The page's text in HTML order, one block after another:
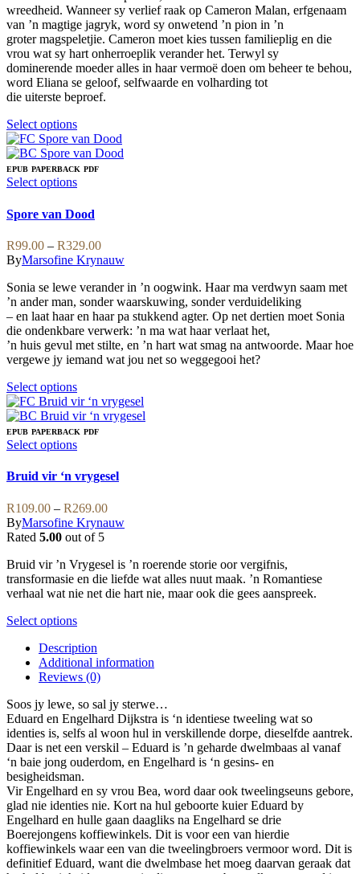
the
product
page
wreedheid. Wanneer sy verlief raak op Cameron Malan, erfgenaam
van ’n magtige jagryk, word sy onwetend ’n pion in ’n
groter magspeletjie. Cameron moet kies tussen familieplig en die
vrou wat sy hart onherroeplik verander het. Terwyl sy
dominerende moeder alles in haar vermoë doen om beheer te behou,
word Eliana se geloof, selfwaarde en volharding tot
die uiterste beproef.
Select optionsThis
product
has
multiple
variants.
options
may
be
chosen
on
the
product
page
EPUB PAPERBACK PDF
Select optionsThis
has
multiple
variants.
The
options
may
be
chosen
on
the
product
Spore van Dood
R99.00 – R329.00Price
range:
through
R329.00
ByMarsofine Krynauw
Sonia se lewe verander in ’n oogwink. Haar ma verdwyn saam met
’n ander man, sonder waarskuwing, sonder verduideliking
– en laat haar en haar pa stukkend agter. Op net dertien moet Sonia
die ondenkbare verwerk: ’n ma wat haar verlaat het,
’n huis gevul met stilte, en ’n hart wat smag na antwoorde. Maar hoe
vergewe jy iemand wat jou net so weggegooi het?
Select optionsThis
product
has
multiple
variants.
options
may
be
chosen
on
the
product
page
EPUB PAPERBACK PDF
Select optionsThis
has
multiple
variants.
The
options
may
be
chosen
on
product
Bruid vir ‘n vrygesel
R109.00 – R269.00Price
range:
R269.00
ByMarsofine Krynauw
Rated 5.00 out of 5
Bruid vir ’n Vrygesel is ’n roerende storie oor vergifnis,
transformasie en die liefde wat alles nuut maak. ’n Romantiese
verhaal wat nie net die hart nie, maar ook die gees aanspreek.
Select optionsThis
has
multiple
variants.
options
may
be
chosen
on
the
product
page
Description
Additional information
Reviews (0)
Soos jy lewe, so sal jy sterwe…
Eduard en Engelhard Dijkstra is ‘n identiese tweeling wat so
identies is, selfs al woon hul in verskillende dorpe, dieselfde aantrek.
Daar is net een verskil – Eduard is ’n geharde dwelmbaas al vanaf
‘n baie jong ouderdom, en Engelhard is ‘n gesins- en
besigheidsman.
Vir Engelhard en sy vrou Bea, word daar ook tweelingseuns gebore,
glad nie identies nie. Kort na hul geboorte kuier Eduard by
Engelhard en hulle gaan daagliks na Engelhard se drie
Boerejongens koffiewinkels. Dit is voor een van hierdie
koffiewinkels waar een van die tweelingbroers vermoor word. Dit is
definitief Eduard, want die dwelmbase het moeg daarvan geraak dat